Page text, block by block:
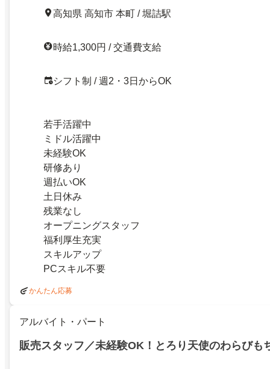
高知県 高知市 本町 / 堀詰駅
時給1,300円 / 交通費支給
シフト制 / 週2・3日からOK
若手活躍中
ミドル活躍中
未経験OK
研修あり
週払いOK
土日休み
残業なし
オープニングスタッフ
福利厚生充実
スキルアップ
PCスキル不要
かんたん応募
アルバイト・パート
販売スタッフ／未経験OK！とろり天使のわらびも